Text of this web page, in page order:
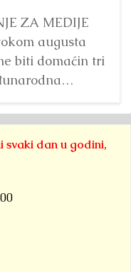
ZA MEDIJE
augusta
biti domaćin tri
nazivom...
svaki dan u godini,